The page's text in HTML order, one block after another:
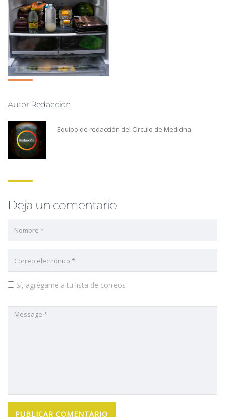
Autor:Redacción
Equipo de redacción del Círculo de Medicina
Deja un comentario
Sí, agrégame a tu lista de correos